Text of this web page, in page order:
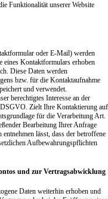
Funktionalität unserer Website
oder E-Mail) werden
eines Kontaktformulars erhoben
Diese Daten werden
bzw. für die Kontaktaufnahme
und verwendet.
berechtigtes Interesse an der
Zielt Ihre Kontaktierung auf
für die Verarbeitung Art.
Bearbeitung Ihrer Anfrage
lässt, dass der betroffene
Aufbewahrungspflichten
und zur Vertragsabwicklung
Daten weiterhin erhoben und